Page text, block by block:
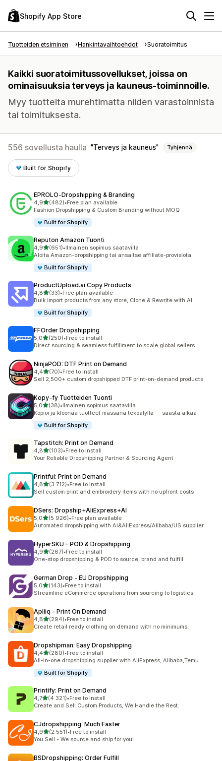
Shopify App Store
Tuotteiden etsiminen Hankintavaihtoehdot Suoratoimitus
Kaikki suoratoimitussovellukset, joissa on
ominaisuuksia terveys ja kauneus-toiminnoille.
Myy tuotteita murehtimatta niiden varastoinnista
tai toimituksesta.
556 sovellusta haulla Terveys ja kauneus Tyhjennä
Built for Shopify
EPROLO‑Dropshipping & Branding
4,9/ 5 tähteä
(482)
482 arvostelua yhteensä
•Free plan available
Fashion Dropshipping & Custom Branding without MOQ
Built for Shopify
Reputon Amazon Tuonti
4,9/ 5 tähteä
(651)
651 arvostelua yhteensä
•Ilmainen sopimus saatavilla
Aloita Amazon-dropshipping tai ansaitse affiliate-provisiota
Built for Shopify
ProductUpload.ai Copy Products
4,8/ 5 tähteä
(33)
33 arvostelua yhteensä
•Free plan available
Bulk import products from any store, Clone & Rewrite with AI
Built for Shopify
FFOrder Dropshipping
5,0/ 5 tähteä
(250)
250 arvostelua yhteensä
•Free to install
Direct sourcing & seamless fulfillment to scale global sellers
NinjaPOD: DTF Print on Demand
4,4/ 5 tähteä
(70)
70 arvostelua yhteensä
•Free to install
Sell 2,500+ custom dropshipped DTF print-on-demand products
Kopy‑fy Tuotteiden Tuonti
5,0/ 5 tähteä
(38)
38 arvostelua yhteensä
•Ilmainen sopimus saatavilla
Kopioi ja kloonaa tuotteet massana tekoälyllä — säästä aikaa
Built for Shopify
Tapstitch: Print on Demand
4,8/ 5 tähteä
(103)
103 arvostelua yhteensä
•Free to install
Your Reliable Dropshipping Partner & Sourcing Agent
Printful: Print on Demand
4,8/ 5 tähteä
(3 712)
3712 arvostelua yhteensä
•Free to install
Sell custom print and embroidery items with no upfront costs
DSers: Dropship+AliExpress+AI
5,0/ 5 tähteä
(5 926)
5926 arvostelua yhteensä
•Free plan available
Automated dropshipping with AI&AliExpress/Alibaba/US supplier
HyperSKU – POD & Dropshipping
4,9/ 5 tähteä
(267)
267 arvostelua yhteensä
•Free to install
One-stop dropshipping & POD to source, brand and fulfill
German Drop ‑ EU Dropshipping
5,0/ 5 tähteä
(143)
143 arvostelua yhteensä
•Free to install
Streamline eCommerce operations from sourcing to logistics.
Apliiq ‑ Print On Demand
4,8/ 5 tähteä
(294)
294 arvostelua yhteensä
•Free to install
Create retail ready clothing on demand with no minimums
Dropshipman: Easy Dropshipping
4,4/ 5 tähteä
(280)
280 arvostelua yhteensä
•Free to install
All-in-one dropshipping supplier with AliExpress, Alibaba,Temu
Built for Shopify
Printify: Print on Demand
4,7/ 5 tähteä
(4 321)
4321 arvostelua yhteensä
•Free to install
Create and Sell Custom Products, We Handle the Rest.
CJdropshipping: Much Faster
4,9/ 5 tähteä
(2 551)
2551 arvostelua yhteensä
•Free to install
You Sell - We source and ship for you!
BSDropshipping: Order Fulfill